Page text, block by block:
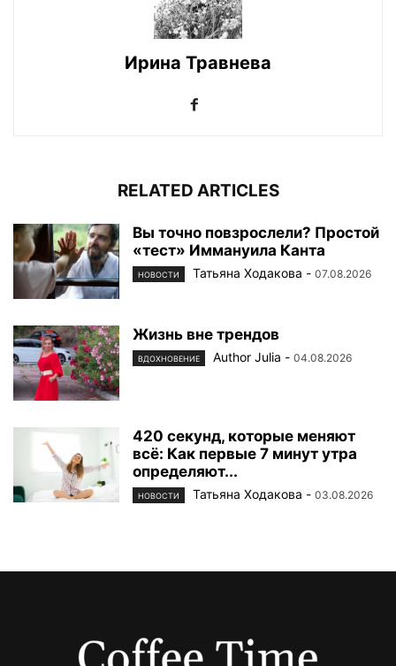
Ирина Травнева
RELATED ARTICLES
Вы точно повзрослели? Простой
«тест» Иммануила Канта
НОВОСТИ Татьяна Ходакова - 07.08.2026
Жизнь вне трендов
ВДОХНОВЕНИЕ Author Julia - 04.08.2026
420 секунд, которые меняют
всё: Как первые 7 минут утра
определяют...
НОВОСТИ Татьяна Ходакова - 03.08.2026